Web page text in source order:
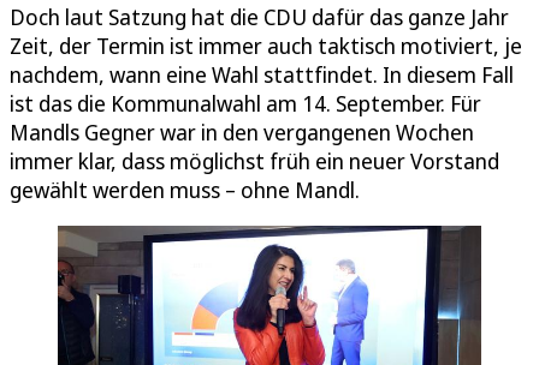
Doch laut Satzung hat die CDU dafür das ganze Jahr
Zeit, der Termin ist immer auch taktisch motiviert, je
nachdem, wann eine Wahl stattfindet. In diesem Fall
ist das die Kommunalwahl am 14. September. Für
Mandls Gegner war in den vergangenen Wochen
immer klar, dass möglichst früh ein neuer Vorstand
gewählt werden muss – ohne Mandl.